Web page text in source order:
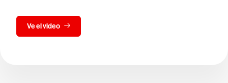
Ve el video